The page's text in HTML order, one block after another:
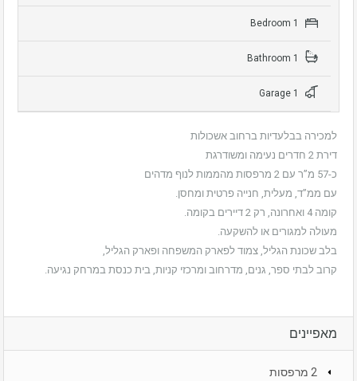
למכירה בבלעדיות ברחוב אשכולות
דירת 2 חדרים נעימה ומשודרגת
כ-57 מ”ר עם 2 מרפסות מהממות לנוף מדהים
עם ממ”ד, מעלית, חנייה פרטית ומחסן.
קומה 4 ואחרונה, רק 2 דיירים בקומה.
מעולה למגורים או להשקעה.
בלב שכונת הגליל, צמוד לפארק המשפחה ופארק הגליל,
קרוב לבתי ספר, גנים, מדרחוב ומרכזי קניות, בית כנסת במרחק נגיעה.
מאפיינים
2 מרפסות